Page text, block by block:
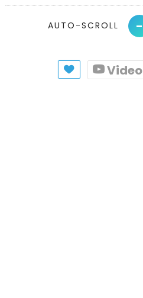
AUTO-SCROLL -
Video